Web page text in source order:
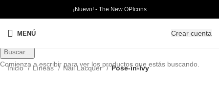
¡Nuevo! - The New OPIcons
MENÚ Crear cuenta
Inicio Líneas Nail Lacquer Pose-in-Ivy
Buscar...
Comienza a escribir para ver los productos que estás buscando.